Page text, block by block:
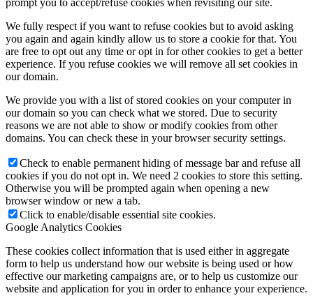
We fully respect if you want to refuse cookies but to avoid asking
you again and again kindly allow us to store a cookie for that. You
are free to opt out any time or opt in for other cookies to get a better
experience. If you refuse cookies we will remove all set cookies in
our domain.
We provide you with a list of stored cookies on your computer in
our domain so you can check what we stored. Due to security
reasons we are not able to show or modify cookies from other
domains. You can check these in your browser security settings.
Check to enable permanent hiding of message bar and refuse all
cookies if you do not opt in. We need 2 cookies to store this setting.
Otherwise you will be prompted again when opening a new
browser window or new a tab.
Click to enable/disable essential site cookies.
Google Analytics Cookies
These cookies collect information that is used either in aggregate
form to help us understand how our website is being used or how
effective our marketing campaigns are, or to help us customize our
website and application for you in order to enhance your experience.